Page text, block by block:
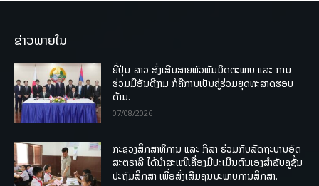
ຂ່າວພາຍໃນ
ຍີ່ປຸ່ນ-ລາວ ສົ່ງເສີມສາຍພົວພັນມິດຕະພາບ ແລະ ການ
ຮ່ວມມືອັນດີງາມ ກໍຄືການເປັນຄູ່ຮ່ວມຍຸດທະສາດຮອບ
ດ້ານ.
07/08/2026
ກະຊວງສຶກສາທິການ ແລະ ກິລາ ຮ່ວມກັບລັດຖະບານອົດ
ສະຕຣາລີ ໄດ້ນຳສະເໜີເຄື່ອງມືປະເມີນຕົນເອງສຳລັບຄູຊັ້ນ
ປະຖົມສຶກສາ ເພື່ອສົ່ງເສີມຄຸນນະພາບການສຶກສາ.